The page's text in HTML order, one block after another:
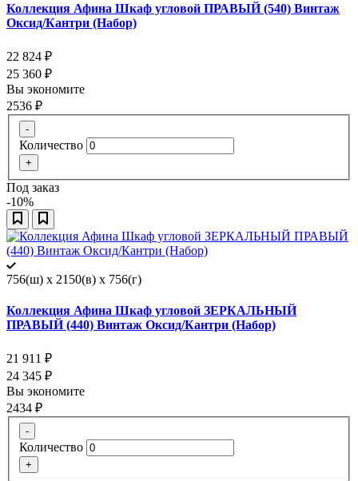
Коллекция Афина Шкаф угловой ПРАВЫЙ (540) Винтаж
Оксид/Кантри (Набор)
22 824 ₽
25 360 ₽
Вы экономите
2536 ₽
-
Количество
+
Под заказ
-10%
756(ш) x 2150(в) x 756(г)
Коллекция Афина Шкаф угловой ЗЕРКАЛЬНЫЙ
ПРАВЫЙ (440) Винтаж Оксид/Кантри (Набор)
21 911 ₽
24 345 ₽
Вы экономите
2434 ₽
-
Количество
+